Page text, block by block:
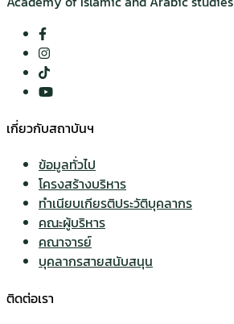
เกี่ยวกับสถาบันฯ
ข้อมูลทั่วไป
โครงสร้างบริหาร
ทำเนียบเกียรติประวัติบุคลากร
คณะผู้บริหาร
คณาจารย์
บุคลากรสายสนับสนุน
ติดต่อเรา